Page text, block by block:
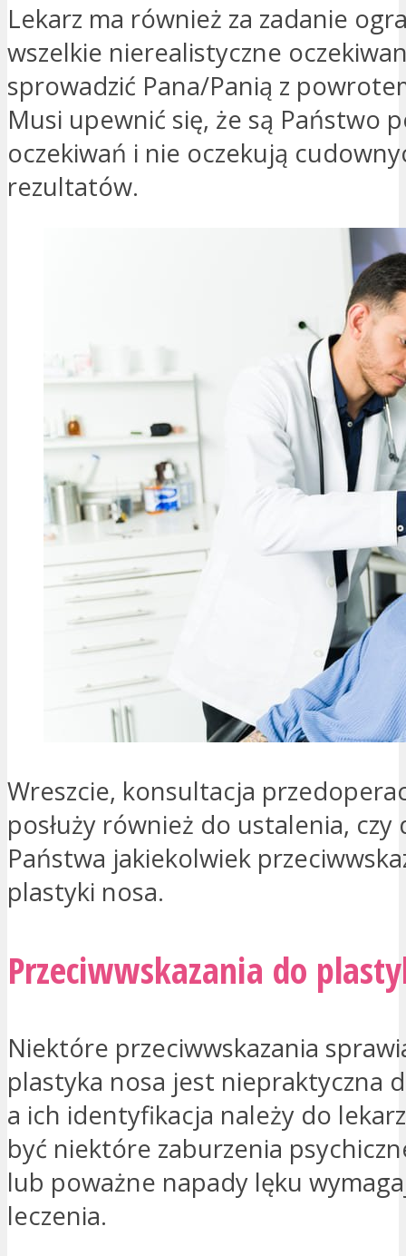
Lekarz ma również za zadanie
wszelkie nierealistyczne
sprowadzić Pana/Panią z
Musi upewnić się, że są Państwo
oczekiwań i nie oczekują
rezultatów.
Wreszcie, konsultacja
posłuży również do ustalenia, czy
Państwa jakiekolwiek
plastyki nosa.
Przeciwwskazania do
Niektóre przeciwwskazania
plastyka nosa jest niepraktyczna
a ich identyfikacja należy do
być niektóre zaburzenia
lub poważne napady lęku
leczenia.